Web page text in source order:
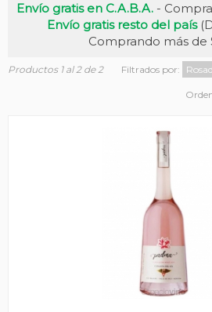
Envío gratis en C.A.B.A.-
Envío gratis resto del país
Comprando más de
Productos 1 al 2 de 2 Filtrados por: